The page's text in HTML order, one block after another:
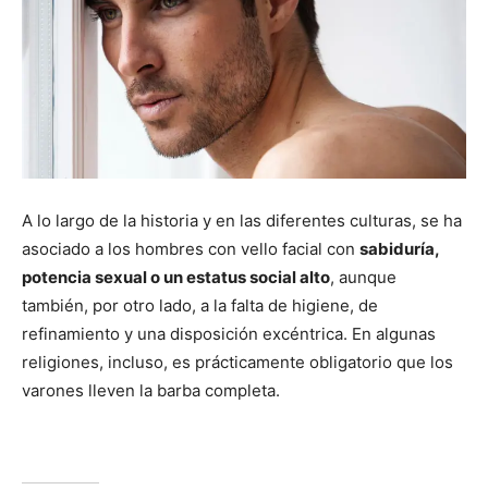
A lo largo de la historia y en las diferentes culturas, se ha
asociado a los hombres con vello facial con sabiduría,
potencia sexual o un estatus social alto, aunque
también, por otro lado, a la falta de higiene, de
refinamiento y una disposición excéntrica. En algunas
religiones, incluso, es prácticamente obligatorio que los
varones lleven la barba completa.